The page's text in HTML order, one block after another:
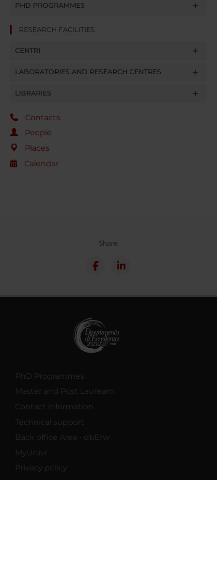
PHD PROGRAMMES
RESEARCH FACILITIES
CENTRI
LABORATORIES AND RESEARCH CENTRES
LIBRARIES
Contacts
People
Places
Calendar
Share
PhD Programmes
Master and Post Lauream
Contact information
Technical support
Back office Area - dbErw
MyUnivr
Privacy policy